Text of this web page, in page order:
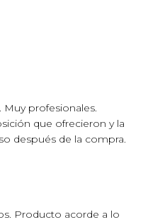
Muy profesionales.
que ofrecieron y la
después de la compra.
Producto acorde a lo